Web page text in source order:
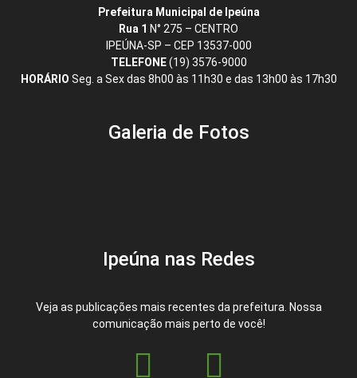
Prefeitura Municipal de Ipeúna
Rua 1 N° 275 – CENTRO
IPEÚNA-SP – CEP 13537-000
TELEFONE(19) 3576-9000
HORÁRIO Seg. a Sex das 8h00 às 11h30 e das 13h00 às 17h30
Galeria de Fotos
Ipeúna nas Redes
Veja as publicações mais recentes da prefeitura. Nossa
comunicação mais perto de você!